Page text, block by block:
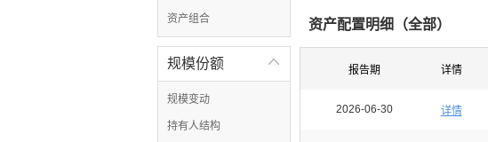
资产组合

规模份额
规模变动
持有人结构
资产配置明细（全部）
报告期 详情
2026-06-30 详情